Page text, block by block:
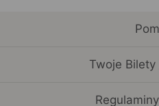
Twoje